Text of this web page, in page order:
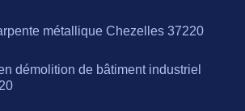
métallique Chezelles 37220
démolition de bâtiment industriel